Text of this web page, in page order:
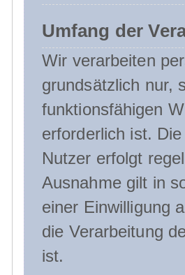
Umfang der
Wir verarbeiten
grundsätzlich nur,
funktionsfähigen
erforderlich ist.
Nutzer erfolgt
Ausnahme gilt in
einer Einwilligung
die Verarbeitung
ist.